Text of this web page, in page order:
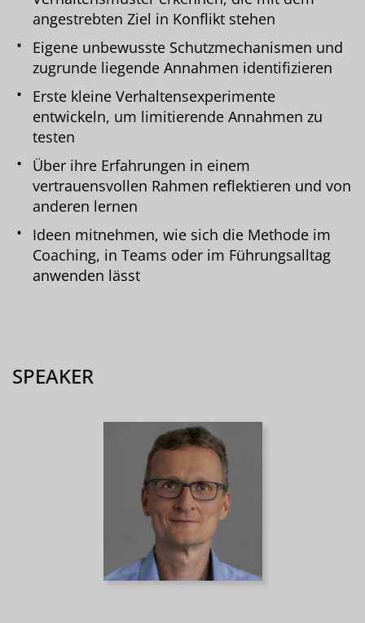
angestrebten Ziel in Konflikt stehen
Eigene unbewusste Schutzmechanismen und
zugrunde liegende Annahmen identifizieren
Erste kleine Verhaltensexperimente
entwickeln, um limitierende Annahmen zu
testen
Über ihre Erfahrungen in einem
vertrauensvollen Rahmen reflektieren und von
anderen lernen
Ideen mitnehmen, wie sich die Methode im
Coaching, in Teams oder im Führungsalltag
anwenden lässt
SPEAKER